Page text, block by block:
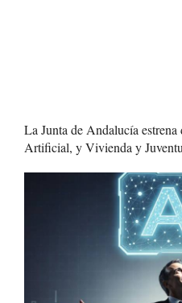
La Junta de Andalucía
Artificial, y Vivienda y